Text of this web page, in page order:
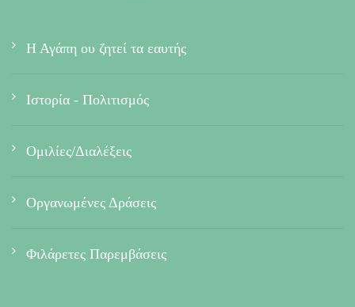
Η Αγάπη ου ζητεί τα εαυτής
Ιστορία - Πολιτισμός
Ομιλίες/Διαλέξεις
Οργανωμένες Δράσεις
Φιλάρετες Παρεμβάσεις